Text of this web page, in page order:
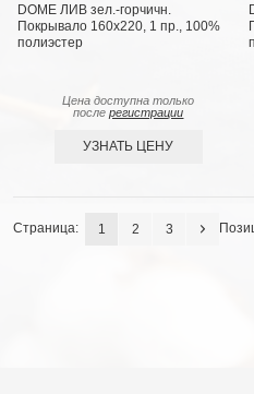
DOME ЛИВ зел.-горчичн.
Покрывало 160х220, 1 пр., 100%
полиэстер
Цена доступна только
послерегистрации
УЗНАТЬ ЦЕНУ
Страница: 1 2 3